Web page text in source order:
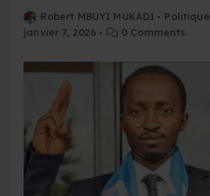
Robert MBUYI MUKADI
Politique
janvier 7, 2026
0 Comments